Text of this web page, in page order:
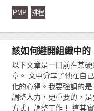
PMP 排程
該如何避開組織中的
以下文章是一目前在某
章。 文中分享了他在自
化的心得。我要強調的
調整人力，更重要的，
方式」調整工作！ 這其